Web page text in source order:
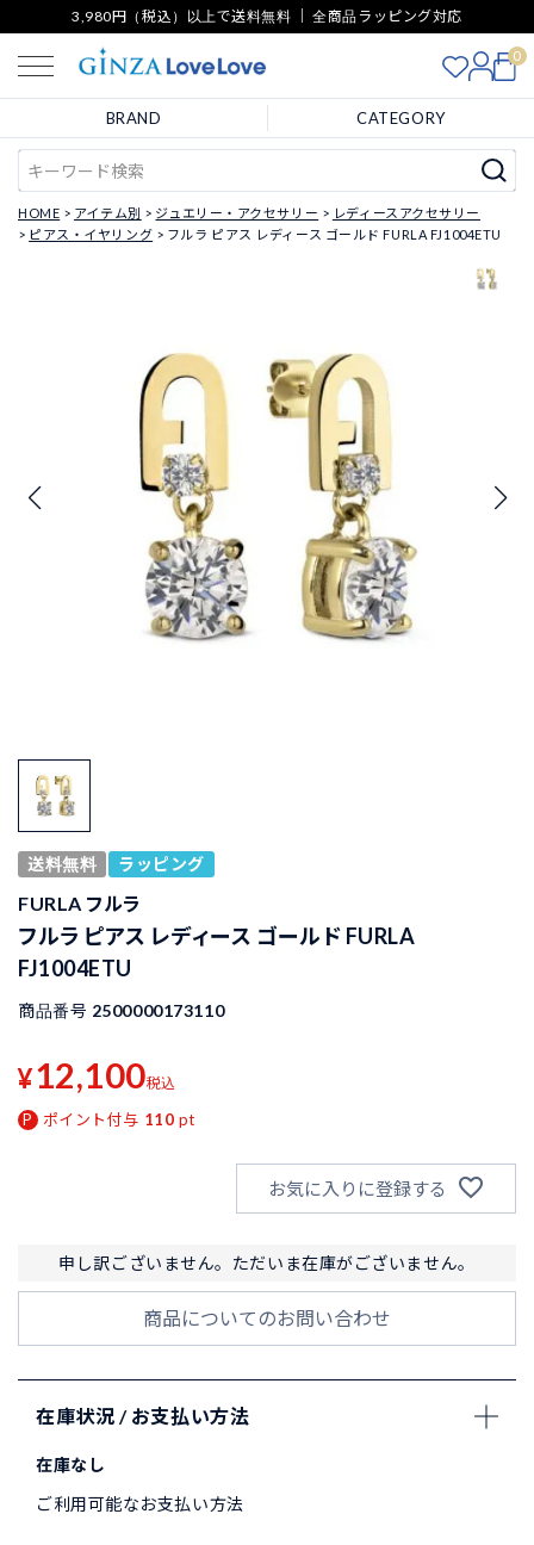
3,980円（税込）以上で送料無料 ｜ 全商品ラッピング対応
0
BRAND CATEGORY
HOME アイテム別 ジュエリー・アクセサリー
レディースアクセサリー
ピアス・イヤリング
フルラ ピアス レディース ゴールド FURLA FJ1004ETU
送料無料 ラッピング
FURLA フルラ
フルラ ピアス レディース ゴールド FURLA
FJ1004ETU
商品番号 2500000173110
¥12,100税込
ポイント付与 110 pt
お気に入りに登録する
申し訳ございません。ただいま在庫がございません。
商品についてのお問い合わせ
在庫状況 / お支払い方法
在庫なし
ご利用可能なお支払い方法